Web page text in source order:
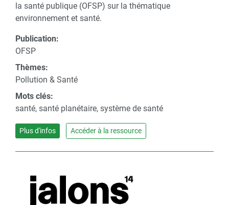
la santé publique (OFSP) sur la thématique
environnement et santé.
Publication:
OFSP
Thèmes:
Pollution & Santé
Mots clés:
santé, santé planétaire, système de santé
Plus d'infos Accéder à la ressource